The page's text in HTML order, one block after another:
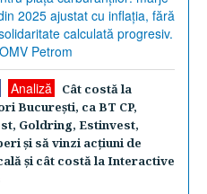
Analiză
Cât costă la
Bucureşti, ca BT CP,
Goldring, Estinvest,
şi să vinzi acţiuni de
şi cât costă la Interactive